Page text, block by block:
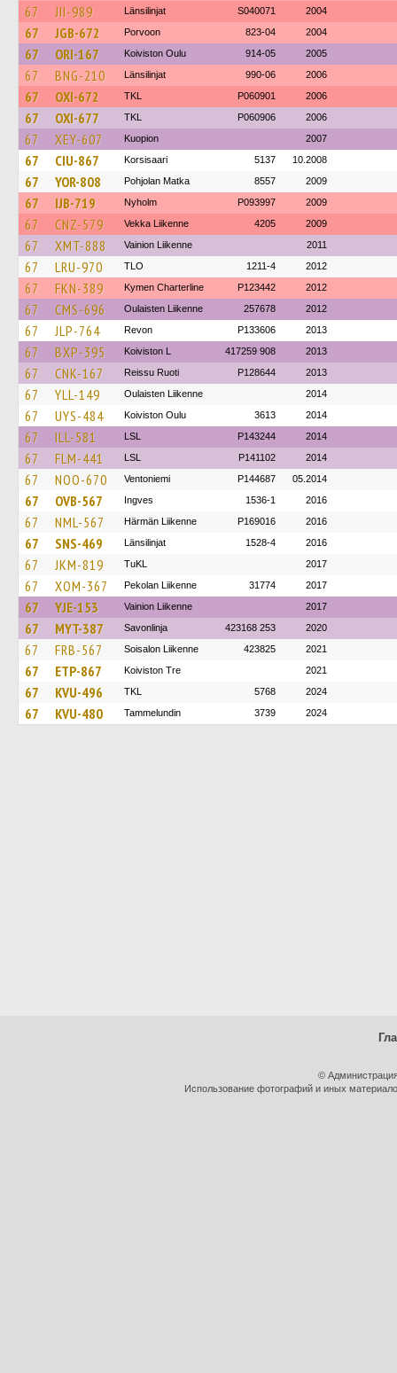
67 JII-989 Länsilinjat S040071 2004
67 JGB-672 Porvoon 823-04 2004
67 ORI-167 Koiviston Oulu 914-05 2005
67 BNG-210 Länsilinjat 990-06 2006
67 OXI-672 TKL P060901 2006
67 OXI-677 TKL P060906 2006
67 XEY-607 Kuopion 2007
67 CIU-867 Korsisaari 5137 10.2008
67 YOR-808 Pohjolan Matka 8557 2009
67 IJB-719 Nyholm P093997 2009
67 CNZ-579 Vekka Liikenne 4205 2009
67 XMT-888 Vainion Liikenne 2011
67 LRU-970 TLO 1211-4 2012
67 FKN-389 Kymen Charterline P123442 2012
67 CMS-696 Oulaisten Liikenne 257678 2012
67 JLP-764 Revon P133606 2013
67 BXP-395 Koiviston L 417259 908 2013
67 CNK-167 Reissu Ruoti P128644 2013
67 YLL-149 Oulaisten Liikenne 2014
67 UYS-484 Koiviston Oulu 3613 2014
67 ILL-581 LSL P143244 2014
67 FLM-441 LSL P141102 2014
67 NOO-670 Ventoniemi P144687 05.2014
67 OVB-567 Ingves 1536-1 2016
67 NML-567 Härmän Liikenne P169016 2016
67 SNS-469 Länsilinjat 1528-4 2016
67 JKM-819 TuKL 2017
67 XOM-367 Pekolan Liikenne 31774 2017
67 YJE-153 Vainion Liikenne 2017
67 MYT-387 Savonlinja 423168 253 2020
67 FRB-567 Soisalon Liikenne 423825 2021
67 ETP-867 Koiviston Tre 2021
67 KVU-496 TKL 5768 2024
67 KVU-480 Tammelundin 3739 2024
©
Использование фотографий и иных